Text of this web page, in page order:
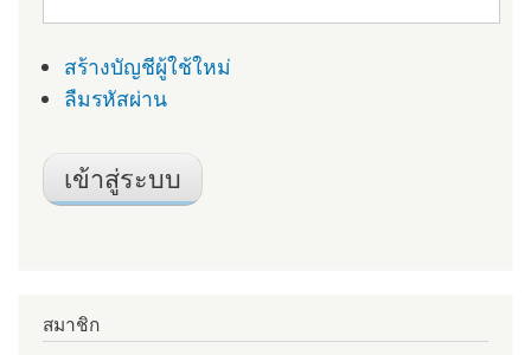
สร้างบัญชีผู้ใช้ใหม่
ลืมรหัสผ่าน
สมาชิก